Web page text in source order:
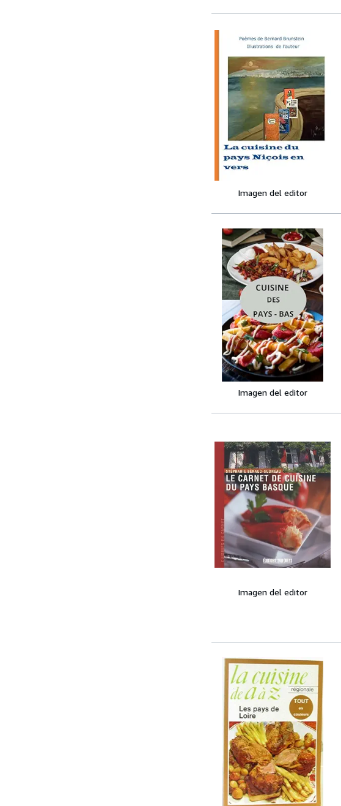
Imagen del editor
Imagen del editor
Imagen del editor